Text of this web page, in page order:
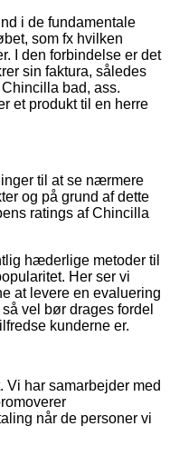
i de fundamentale
som fx hvilken
I den forbindelse er det
sin faktura, således
bad, ass.
et produkt til en herre
til at se nærmere
og på grund af dette
ratings af Chincilla
hæderlige metoder til
Her ser vi
at levere en evaluering
vel bør drages fordel
kunderne er.
Vi har samarbejder med
når de personer vi